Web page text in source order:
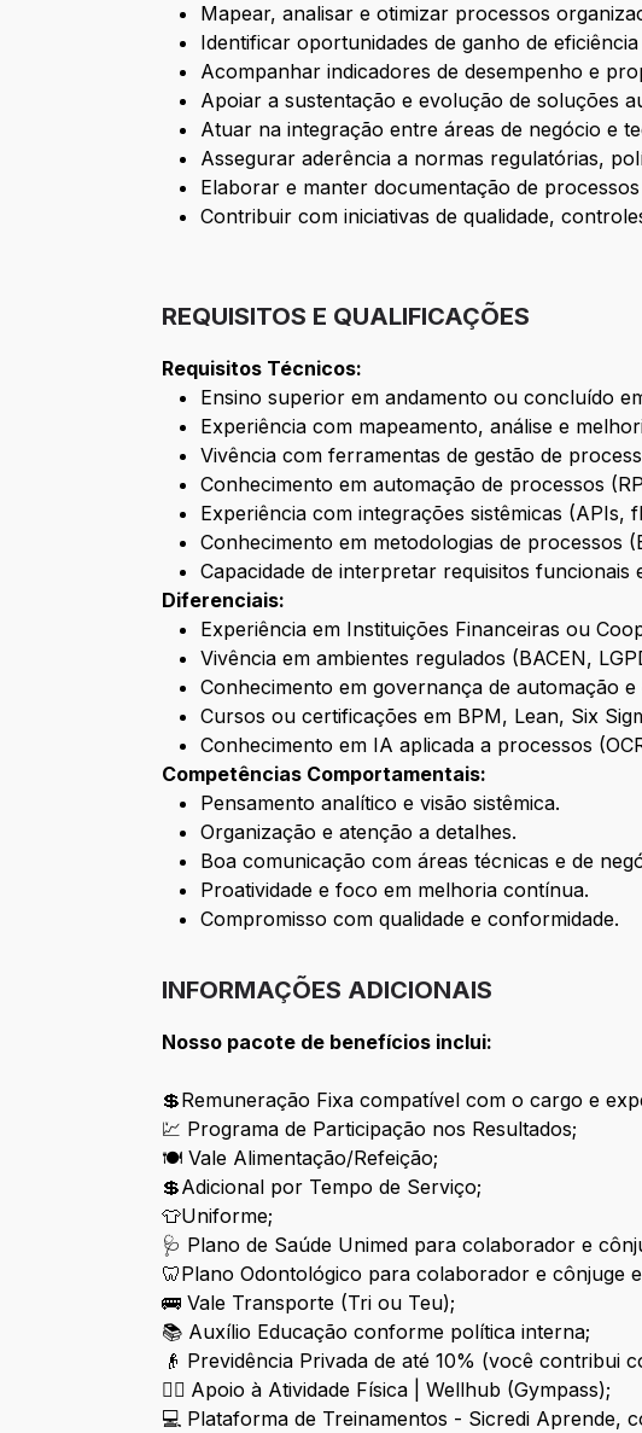
Mapear, analisar e otimizar processos
Identificar oportunidades de ganho de
Acompanhar indicadores de desempenho e
Apoiar a sustentação e evolução de soluções
Atuar na integração entre áreas de negócio e
Assegurar aderência a normas regulatórias,
Elaborar e manter documentação de
Contribuir com iniciativas de qualidade,
REQUISITOS E QUALIFICAÇÕES
Requisitos Técnicos:
Ensino superior em andamento ou concluído
Experiência com mapeamento, análise e
Vivência com ferramentas de gestão de
Conhecimento em automação de processos
Experiência com integrações sistêmicas (APIs,
Conhecimento em metodologias de processos
Capacidade de interpretar requisitos funcionais
Diferenciais:
Experiência em Instituições Financeiras ou
Vivência em ambientes regulados (BACEN,
Conhecimento em governança de automação
Cursos ou certificações em BPM, Lean, Six
Conhecimento em IA aplicada a processos
Competências Comportamentais:
Pensamento analítico e visão sistêmica.
Organização e atenção a detalhes.
Boa comunicação com áreas técnicas e de
Proatividade e foco em melhoria contínua.
Compromisso com qualidade e conformidade.
INFORMAÇÕES ADICIONAIS
Nosso pacote de benefícios inclui:
💲Remuneração Fixa compatível com o cargo e
💹 Programa de Participação nos Resultados;
🍽 Vale Alimentação/Refeição;
💲Adicional por Tempo de Serviço;
👕Uniforme;
🩺 Plano de Saúde Unimed para colaborador e
🦷Plano Odontológico para colaborador e cônjuge
🚌 Vale Transporte (Tri ou Teu);
📚 Auxílio Educação conforme política interna;
👴 Previdência Privada de até 10% (você contribui
🏋️‍♂️ Apoio à Atividade Física | Wellhub (Gympass);
💻 Plataforma de Treinamentos - Sicredi Aprende,